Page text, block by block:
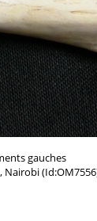
gauches